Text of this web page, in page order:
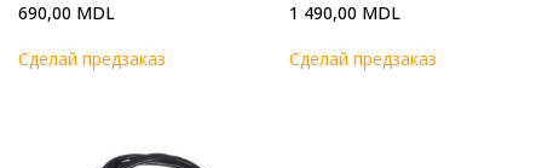
690,00 MDL
Cделай предзаказ
1 490,00 MDL
Cделай предзаказ